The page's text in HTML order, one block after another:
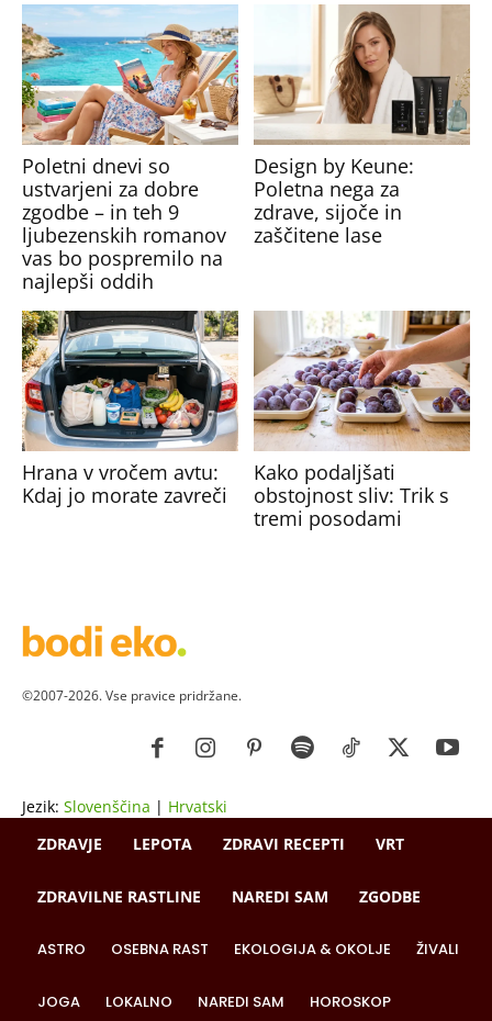
Poletni dnevi so
ustvarjeni za dobre
zgodbe – in teh 9
ljubezenskih romanov
vas bo pospremilo na
najlepši oddih
Design by Keune:
Poletna nega za
zdrave, sijoče in
zaščitene lase
Hrana v vročem avtu:
Kdaj jo morate zavreči
Kako podaljšati
obstojnost sliv: Trik s
tremi posodami
©2007-2026. Vse pravice pridržane.
Jezik: Slovenščina | Hrvatski
ZDRAVJE
LEPOTA ZDRAVI RECEPTI VRT
ZDRAVILNE RASTLINE NAREDI SAM ZGODBE
ASTRO OSEBNA RAST EKOLOGIJA & OKOLJE ŽIVALI
JOGA LOKALNO NAREDI SAM HOROSKOP